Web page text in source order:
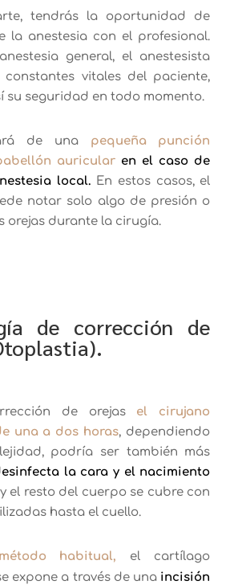
tendrás la oportunidad de
la anestesia con el profesional.
general, el anestesista
vitales del paciente,
su seguridad en todo momento.
de una pequeña punción
auricularen el caso de
local. En estos casos, el
notar solo algo de presión o
orejas durante la cirugía.
de corrección de
de orejas el cirujano
una a dos horas, dependiendo
podría ser también más
la cara y el nacimiento
el resto del cuerpo se cubre con
hasta el cuello.
habitual, el cartílago
expone a través de una incisión